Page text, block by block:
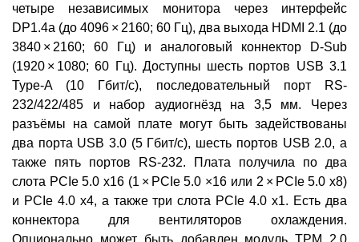
четыре независимых монитора через интерфейс
DP1.4a (до 4096 × 2160; 60 Гц), два выхода HDMI 2.1 (до
3840 × 2160; 60 Гц) и аналоговый коннектор D-Sub
(1920 × 1080; 60 Гц). Доступны шесть портов USB 3.1
Type-A (10 Гбит/с), последовательный порт RS-
232/422/485 и набор аудиогнёзд на 3,5 мм. Через
разъёмы на самой плате могут быть задействованы
два порта USB 3.0 (5 Гбит/с), шесть портов USB 2.0, а
также пять портов RS-232. Плата получила по два
слота PCIe 5.0 x16 (1 × PCIe 5.0 ×16 или 2 × PCIe 5.0 x8)
и PCIe 4.0 x4, а также три слота PCIe 4.0 x1. Есть два
коннектора для вентиляторов охлаждения.
Опционально может быть добавлен модуль TPM 2.0